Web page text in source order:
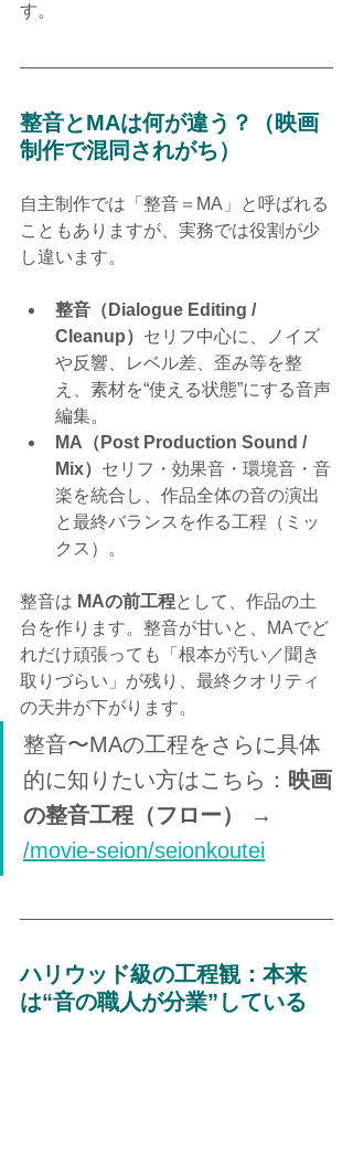
す。
整音とMAは何が違う？（映画
制作で混同されがち）
自主制作では「整音＝MA」と呼ばれる
こともありますが、実務では役割が少
し違います。
整音（Dialogue Editing /
Cleanup） セリフ中心に、ノイズ
や反響、レベル差、歪み等を整
え、素材を“使える状態”にする音声
編集。
MA（Post Production Sound /
Mix） セリフ・効果音・環境音・音
楽を統合し、作品全体の音の演出
と最終バランスを作る工程（ミッ
クス）。
整音は MAの前工程として、作品の土
台を作ります。整音が甘いと、MAでど
れだけ頑張っても「根本が汚い／聞き
取りづらい」が残り、最終クオリティ
の天井が下がります。
整音〜MAの工程をさらに具体
的に知りたい方はこちら： 映画
の整音工程（フロー）
→
/movie-seion/seionkoutei
ハリウッド級の工程観：本来
は“音の職人が分業”している